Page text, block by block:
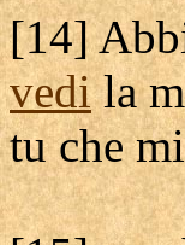
[14]
vedila
tu che